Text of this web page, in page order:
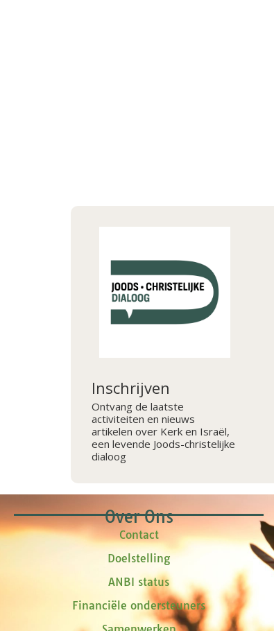
Inschrijven
Ontvang de laatste
activiteiten en nieuws
artikelen over Kerk en Israël,
een levende Joods-christelijke
dialoog
Over Ons
Contact
Doelstelling
ANBI status
Financiële ondersteuners